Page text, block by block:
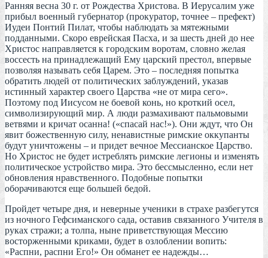
Ранняя весна 30 г. от Рождества Христова. В Иерусалим уже
прибыл военный губернатор (прокуратор, точнее – префект)
Иудеи Понтий Пилат, чтобы наблюдать за мятежными
подданными. Скоро еврейская Пасха, и за шесть дней до нее
Христос направляется к городским воротам, словно желая
воссесть на принадлежащий Ему царский престол, впервые
позволяя называть себя Царем. Это – последняя попытка
обратить людей от политических заблуждений, указав
истинный характер своего Царства «не от мира сего».
Поэтому под Иисусом не боевой конь, но кроткий осел,
символизирующий мир. А люди размахивают пальмовыми
ветвями и кричат осанна! («спасай нас!»). Они ждут, что Он
явит божественную силу, ненавистные римские оккупанты
будут уничтожены – и придет вечное Мессианское Царство.
Но Христос не будет истреблять римские легионы и изменять
политическое устройство мира. Это бессмысленно, если нет
обновления нравственного. Подобные попытки
оборачиваются еще большей бедой.
Пройдет четыре дня, и неверные ученики в страхе разбегутся
из ночного Гефсиманского сада, оставив связанного Учителя в
руках стражи; а толпа, ныне приветствующая Мессию
восторженными криками, будет в озлоблении вопить:
«Распни, распни Его!» Он обманет ее надежды…